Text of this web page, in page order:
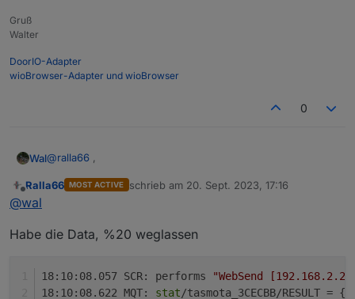
vC=""
+>subscribe V, cmnd/%topic%/tvolt
+>subscribe SW, cmnd/%topic%/tpow
Gruß
Walter
DoorIO-Adapter
wioBrowser-Adapter und wioBrowser
0
Wal@ralla66 ,
Hichi:
aktuell=0
>T
aktuell=MT175#P
>D
Aktuell=0
Offline
Ralla66 MOST ACTIVE schrieb am 20. Sept. 2023, 17:16
zuletzt editiert von
@wal
Habe die Data, %20 weglassen
18:10:08.057 SCR: performs
"WebSend
18:10:08.622 MQT: stat/tasmota_3CECBB/RESULT = {